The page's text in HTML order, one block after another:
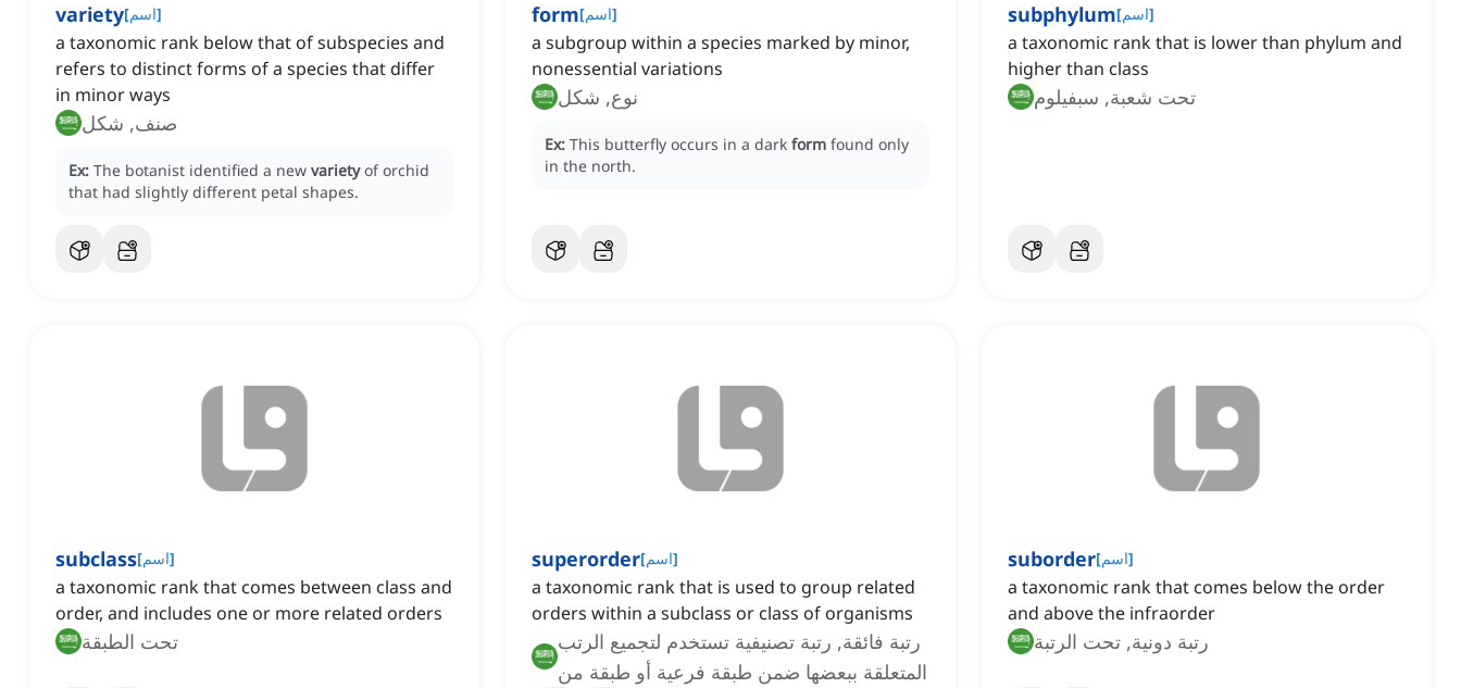
variety[اسم]
a taxonomic rank below that of subspecies and
refers to distinct forms of a species that differ
in minor ways
صنف, شكل
Ex: The botanist identified a new variety of orchid
that had slightly different petal shapes.
form[اسم]
a subgroup within a species marked by minor,
nonessential variations
نوع, شكل
Ex: This butterfly occurs in a dark form found only
in the north.
subphylum[اسم]
a taxonomic rank that is lower than phylum and
higher than class
تحت شعبة, سبفيلوم
subclass[اسم]
a taxonomic rank that comes between class and
order, and includes one or more related orders
تحت الطبقة
superorder[اسم]
a taxonomic rank that is used to group related
orders within a subclass or class of organisms
رتبة فائقة, رتبة تصنيفية تستخدم لتجميع الرتب
المتعلقة ببعضها ضمن طبقة فرعية أو طبقة من
suborder[اسم]
a taxonomic rank that comes below the order
and above the infraorder
رتبة دونية, تحت الرتبة